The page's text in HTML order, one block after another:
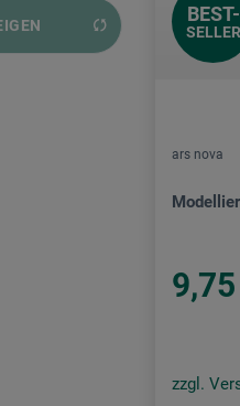
BEST-
SELLER
ars nova
9,75
zzgl.